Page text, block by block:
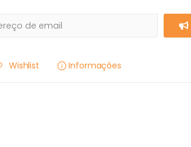
Wishlist Informações